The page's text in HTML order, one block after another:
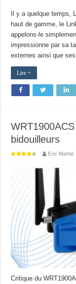
Il y a quelque temps,
haut de gamme, le
appelons-le
impressionne par sa
externes ainsi que
Lire +
bidouilleurs
Eric Martel
Critique du